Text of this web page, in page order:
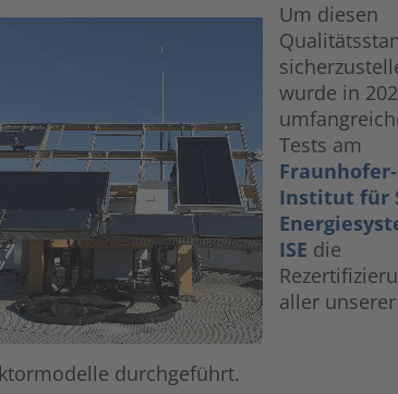
Um diesen
wurde in
Tests am
Fraunhofer-
Institut für
ISE die
aller unserer
durchgeführt.